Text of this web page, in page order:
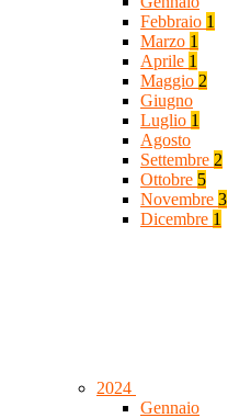
Febbraio 1
Marzo 1
Aprile 1
Maggio 2
Giugno
Luglio 1
Agosto
Settembre 2
Ottobre 5
Novembre 3
Dicembre 1
2024
Gennaio